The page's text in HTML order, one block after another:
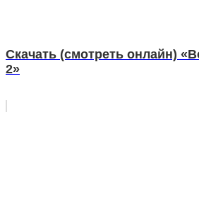
Скачать (смотреть онлайн)
2»